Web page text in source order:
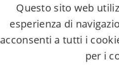
Questo sito web
esperienza di
acconsenti a tutti i
per i